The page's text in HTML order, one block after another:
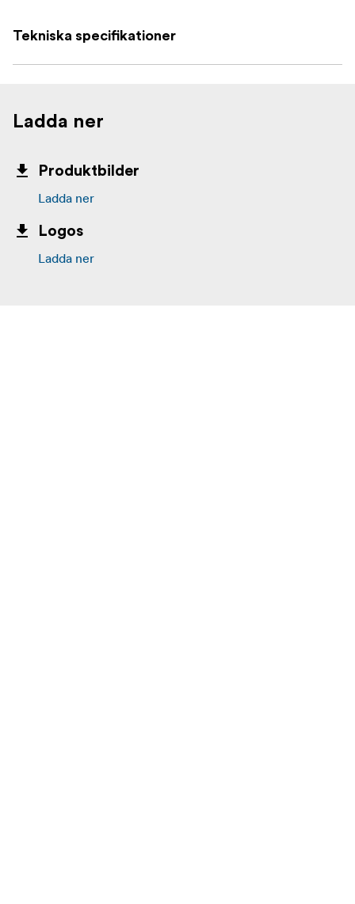
Tekniska specifikationer
Ladda ner
Produktbilder
Ladda ner
Logos
Ladda ner